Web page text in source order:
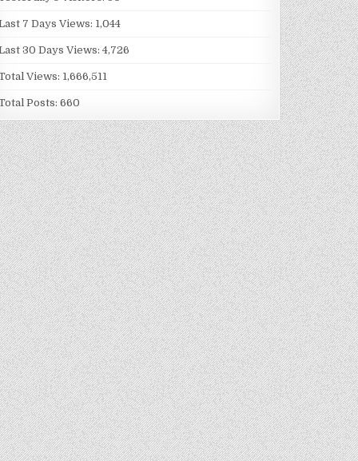
7 Days Views: 1,044
30 Days Views:4,726
Views: 1,666,511
Posts:660